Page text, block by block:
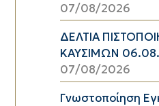
07/08/2026
ΔΕΛΤΙΑ
ΚΑΥΣΙΜΩΝ
07/08/2026
Γνωστοποίηση